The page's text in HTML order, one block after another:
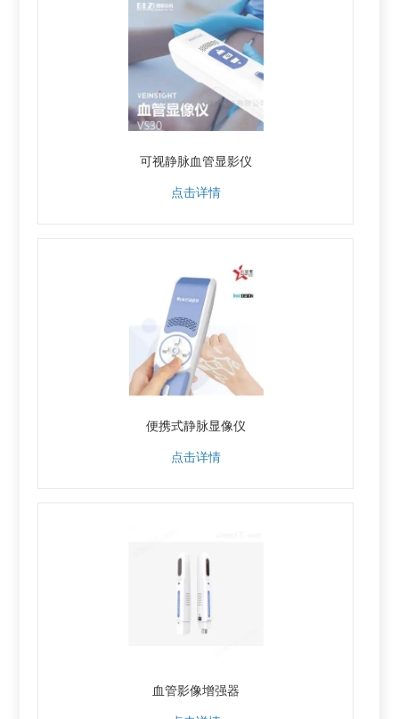
可视静脉血管显影仪
点击详情
便携式静脉显像仪
点击详情
血管影像增强器